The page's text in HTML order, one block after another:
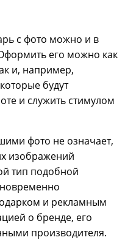
с фото можно и в
его можно как
и, например,
будут
и служить стимулом
фото не означает,
изображений
тип подобной
и рекламным
о бренде, его
производителя.